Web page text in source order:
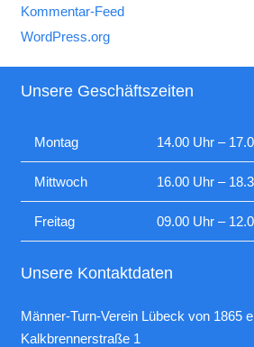
Kommentar-Feed
WordPress.org
Unsere Geschäftszeiten
Montag 14.00 Uhr –
Mittwoch 16.00 Uhr –
Freitag 09.00 Uhr –
Unsere Kontaktdaten
Männer-Turn-Verein Lübeck von 1865
Kalkbrennerstraße 1